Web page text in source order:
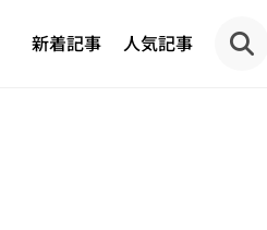
新着記事 人気記事